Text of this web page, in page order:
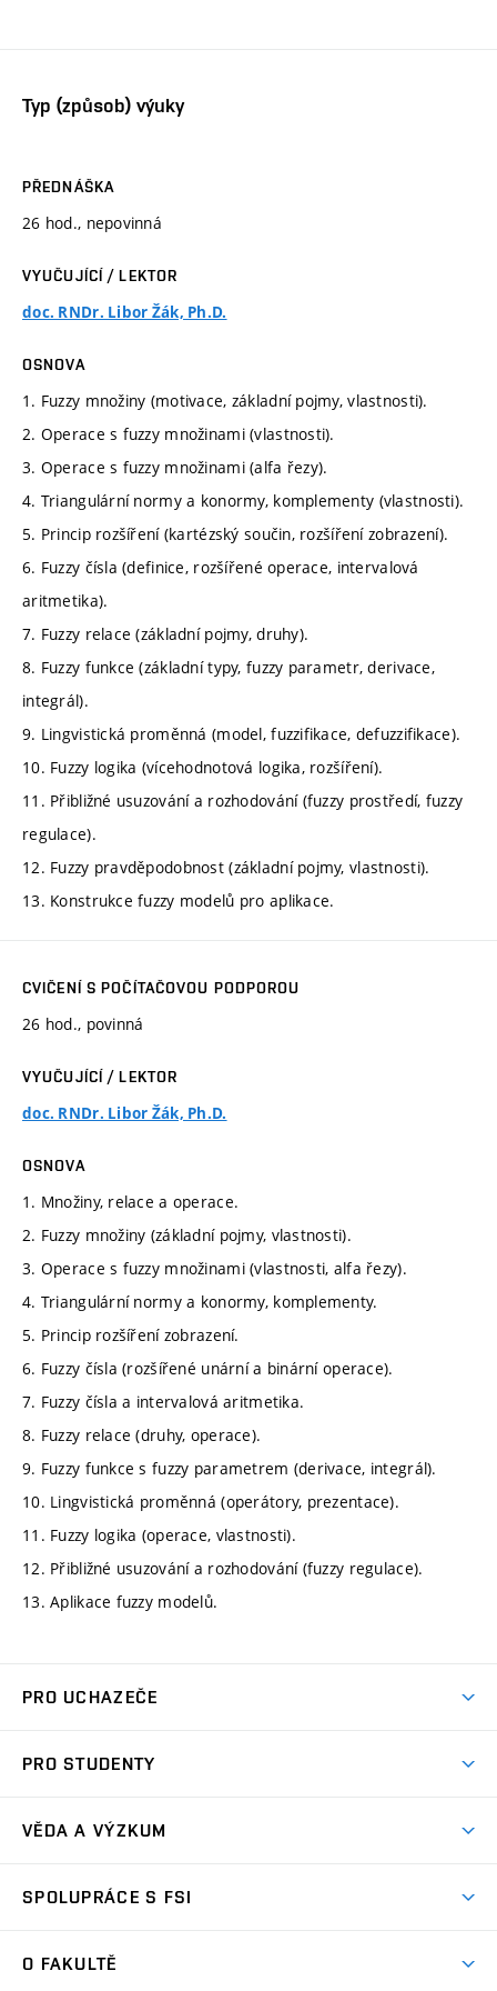
Typ (způsob) výuky
PŘEDNÁŠKA
26 hod., nepovinná
VYUČUJÍCÍ / LEKTOR
doc. RNDr. Libor Žák, Ph.D.
OSNOVA
1. Fuzzy množiny (motivace, základní pojmy, vlastnosti).
2. Operace s fuzzy množinami (vlastnosti).
3. Operace s fuzzy množinami (alfa řezy).
4. Triangulární normy a konormy, komplementy (vlastnosti).
5. Princip rozšíření (kartézský součin, rozšíření zobrazení).
6. Fuzzy čísla (definice, rozšířené operace, intervalová
aritmetika).
7. Fuzzy relace (základní pojmy, druhy).
8. Fuzzy funkce (základní typy, fuzzy parametr, derivace,
integrál).
9. Lingvistická proměnná (model, fuzzifikace, defuzzifikace).
10. Fuzzy logika (vícehodnotová logika, rozšíření).
11. Přibližné usuzování a rozhodování (fuzzy prostředí, fuzzy
regulace).
12. Fuzzy pravděpodobnost (základní pojmy, vlastnosti).
13. Konstrukce fuzzy modelů pro aplikace.
CVIČENÍ S POČÍTAČOVOU PODPOROU
26 hod., povinná
VYUČUJÍCÍ / LEKTOR
doc. RNDr. Libor Žák, Ph.D.
OSNOVA
1. Množiny, relace a operace.
2. Fuzzy množiny (základní pojmy, vlastnosti).
3. Operace s fuzzy množinami (vlastnosti, alfa řezy).
4. Triangulární normy a konormy, komplementy.
5. Princip rozšíření zobrazení.
6. Fuzzy čísla (rozšířené unární a binární operace).
7. Fuzzy čísla a intervalová aritmetika.
8. Fuzzy relace (druhy, operace).
9. Fuzzy funkce s fuzzy parametrem (derivace, integrál).
10. Lingvistická proměnná (operátory, prezentace).
11. Fuzzy logika (operace, vlastnosti).
12. Přibližné usuzování a rozhodování (fuzzy regulace).
13. Aplikace fuzzy modelů.
PRO UCHAZEČE
Ambasadoři studia
Zápisy
PRO STUDENTY
Studijní předpisy
Pro prváky
VĚDA A VÝZKUM
Oblasti výzkumu
SPOLUPRÁCE S FSI
O FAKULTĚ